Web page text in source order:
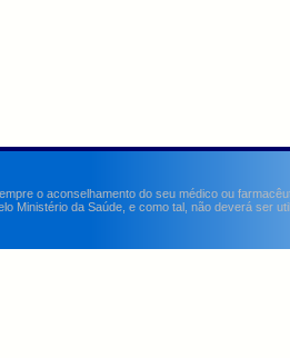
o aconselhamento do seu médico ou
Ministério da Saúde, e como tal, não deverá ser